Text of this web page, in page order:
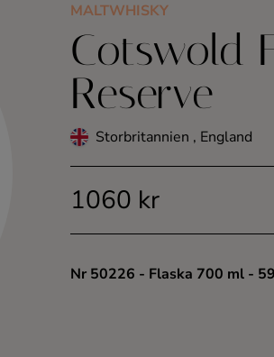
MALTWHISKY
Cotswold
Reserve
Storbritannien , England
1060 kr
Nr 50226 - Flaska 700 ml -